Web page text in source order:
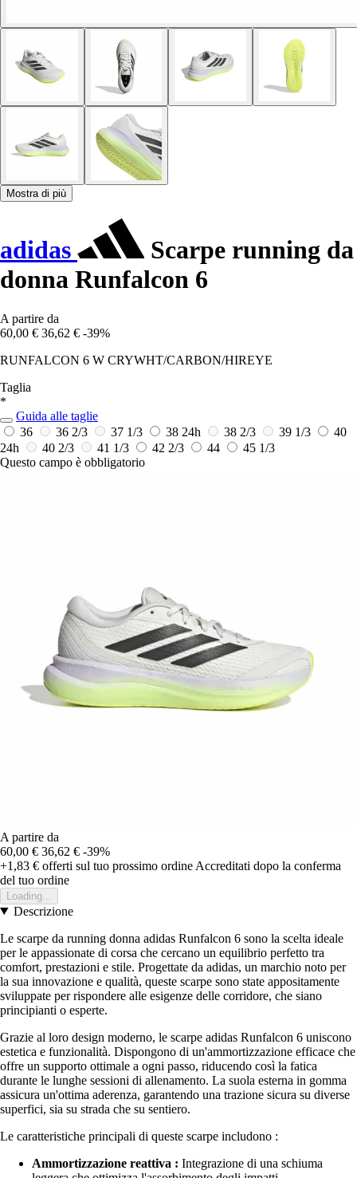
Mostra di più
adidas
Scarpe running da
donna Runfalcon 6
A partire da
60,00 € 36,62 € -39%
RUNFALCON 6 W CRYWHT/CARBON/HIREYE
Taglia
*
Guida alle taglie
36
36 2/3 37 1/3 38 24h 38 2/3 39 1/3
40
24h
40 2/3 41 1/3 42 2/3 44
45 1/3
Questo campo è obbligatorio
A partire da
60,00 € 36,62 € -39%
+1,83 € offerti sul tuo prossimo ordine Accreditati dopo la conferma
del tuo ordine
Loading...
Descrizione
Le scarpe da running donna adidas Runfalcon 6 sono la scelta ideale
per le appassionate di corsa che cercano un equilibrio perfetto tra
comfort, prestazioni e stile. Progettate da adidas, un marchio noto per
la sua innovazione e qualità, queste scarpe sono state appositamente
sviluppate per rispondere alle esigenze delle corridore, che siano
principianti o esperte.
Grazie al loro design moderno, le scarpe adidas Runfalcon 6 uniscono
estetica e funzionalità. Dispongono di un'ammortizzazione efficace che
offre un supporto ottimale a ogni passo, riducendo così la fatica
durante le lunghe sessioni di allenamento. La suola esterna in gomma
assicura un'ottima aderenza, garantendo una trazione sicura su diverse
superfici, sia su strada che su sentiero.
Le caratteristiche principali di queste scarpe includono :
Ammortizzazione reattiva : Integrazione di una schiuma